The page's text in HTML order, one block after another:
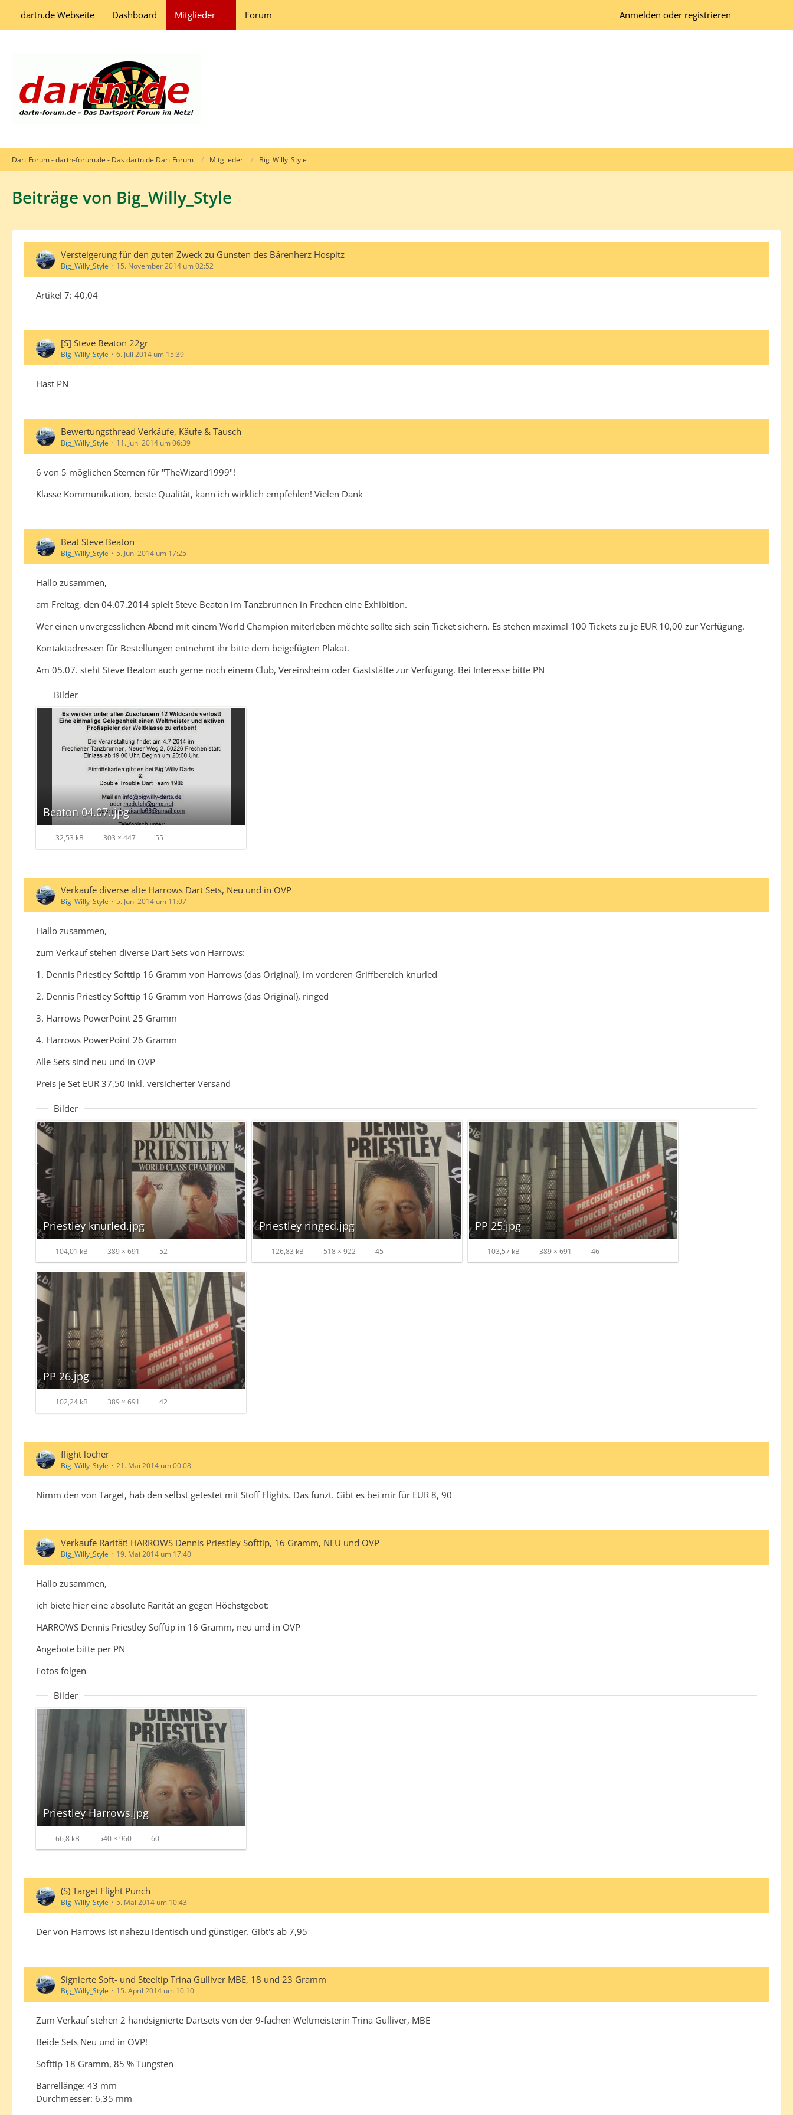
dartn.de Webseite Dashboard Mitglieder Forum Anmelden oder registrieren
Dart Forum - dartn-forum.de - Das dartn.de Dart Forum Mitglieder Big_Willy_Style
Beiträge von Big_Willy_Style
Versteigerung für den guten Zweck zu Gunsten des Bärenherz Hospitz
Big_Willy_Style 15. November 2014 um 02:52
Artikel 7: 40,04
[S] Steve Beaton 22gr
Big_Willy_Style 6. Juli 2014 um 15:39
Hast PN
Bewertungsthread Verkäufe, Käufe & Tausch
Big_Willy_Style 11. Juni 2014 um 06:39
6 von 5 möglichen Sternen für "TheWizard1999"!
Klasse Kommunikation, beste Qualität, kann ich wirklich empfehlen! Vielen Dank
Beat Steve Beaton
Big_Willy_Style 5. Juni 2014 um 17:25
Hallo zusammen,
am Freitag, den 04.07.2014 spielt Steve Beaton im Tanzbrunnen in Frechen eine Exhibition.
Wer einen unvergesslichen Abend mit einem World Champion miterleben möchte sollte sich sein Ticket sichern. Es stehen maximal 100 Tickets zu je EUR 10,00 zur Verfügung.
Kontaktadressen für Bestellungen entnehmt ihr bitte dem beigefügten Plakat.
Am 05.07. steht Steve Beaton auch gerne noch einem Club, Vereinsheim oder Gaststätte zur Verfügung. Bei Interesse bitte PN
Bilder
Beaton 04.07..jpg
32,53 kB 303 × 447 55
Verkaufe diverse alte Harrows Dart Sets, Neu und in OVP
Big_Willy_Style 5. Juni 2014 um 11:07
Hallo zusammen,
zum Verkauf stehen diverse Dart Sets von Harrows:
1. Dennis Priestley Softtip 16 Gramm von Harrows (das Original), im vorderen Griffbereich knurled
2. Dennis Priestley Softtip 16 Gramm von Harrows (das Original), ringed
3. Harrows PowerPoint 25 Gramm
4. Harrows PowerPoint 26 Gramm
Alle Sets sind neu und in OVP
Preis je Set EUR 37,50 inkl. versicherter Versand
Bilder
Priestley knurled.jpg
104,01 kB 389 × 691 52
Priestley ringed.jpg
126,83 kB 518 × 922 45
PP 25.jpg
103,57 kB 389 × 691 46
PP 26.jpg
102,24 kB 389 × 691 42
flight locher
Big_Willy_Style 21. Mai 2014 um 00:08
Nimm den von Target, hab den selbst getestet mit Stoff Flights. Das funzt. Gibt es bei mir für EUR 8, 90
Verkaufe Rarität! HARROWS Dennis Priestley Softtip, 16 Gramm, NEU und OVP
Big_Willy_Style 19. Mai 2014 um 17:40
Hallo zusammen,
ich biete hier eine absolute Rarität an gegen Höchstgebot:
HARROWS Dennis Priestley Sofftip in 16 Gramm, neu und in OVP
Angebote bitte per PN
Fotos folgen
Bilder
Priestley Harrows.jpg
66,8 kB 540 × 960 60
(S) Target Flight Punch
Big_Willy_Style 5. Mai 2014 um 10:43
Der von Harrows ist nahezu identisch und günstiger. Gibt's ab 7,95
Signierte Soft- und Steeltip Trina Gulliver MBE, 18 und 23 Gramm
Big_Willy_Style 15. April 2014 um 10:10
Zum Verkauf stehen 2 handsignierte Dartsets von der 9-fachen Weltmeisterin Trina Gulliver, MBE
Beide Sets Neu und in OVP!
Softtip 18 Gramm, 85 % Tungsten
Barrellänge: 43 mm
Durchmesser: 6,35 mm